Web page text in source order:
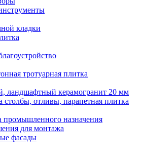
кладки
тротуарная плитка
ландшафтный керамогранит 20 мм
отливы, парапетная плитка
промышленного назначения
для монтажа
фасады